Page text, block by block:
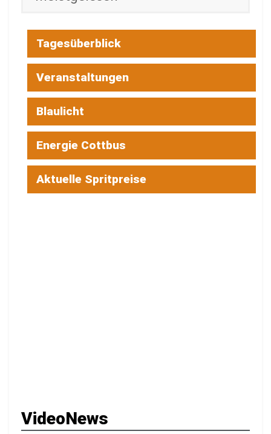
Tagesüberblick
Veranstaltungen
Blaulicht
Energie Cottbus
Aktuelle Spritpreise
VideoNews